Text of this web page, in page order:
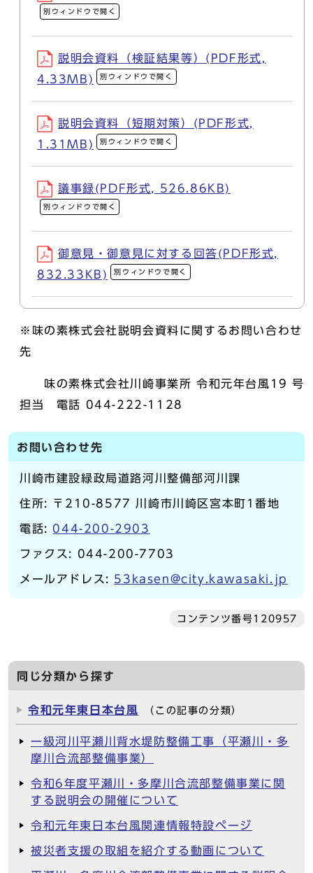
別ウィンドウで開く
説明会資料（検証結果等）(PDF形式,
4.33MB)
別ウィンドウで開く
説明会資料（短期対策）(PDF形式,
1.31MB)
別ウィンドウで開く
議事録(PDF形式, 526.86KB)
別ウィンドウで開く
御意見・御意見に対する回答(PDF形式,
832.33KB)
別ウィンドウで開く
※味の素株式会社説明会資料に関するお問い合わせ
先
味の素株式会社川崎事業所 令和元年台風19 号
担当 電話 044-222-1128
お問い合わせ先
川崎市建設緑政局道路河川整備部河川課
住所: 〒210-8577 川崎市川崎区宮本町1番地
電話: 044-200-2903
ファクス: 044-200-7703
メールアドレス: 53kasen@city.kawasaki.jp
コンテンツ番号120957
同じ分類から探す
令和元年東日本台風 （この記事の分類）
一級河川平瀬川背水堤防整備工事（平瀬川・多
摩川合流部整備事業）
令和6年度平瀬川・多摩川合流部整備事業に関
する説明会の開催について
令和元年東日本台風関連情報特設ページ
被災者支援の取組を紹介する動画について